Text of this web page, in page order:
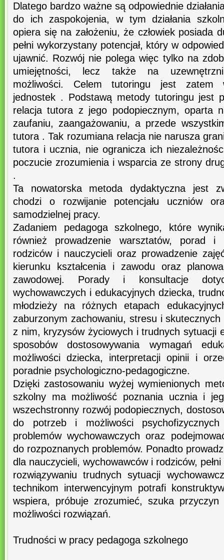
Dlatego bardzo ważne są odpowiednie
do ich zaspokojenia, w tym działania
opiera się na założeniu, że człowiek posiada
pełni wykorzystany potencjał, który w
ujawnić. Rozwój nie polega więc tylko na
umiejętności, lecz także na
możliwości. Celem tutoringu jest zatem
jednostek . Podstawą metody tutoringu jest
relacja tutora z jego podopiecznym, oparta
zaufaniu, zaangażowaniu, a przede
tutora . Tak rozumiana relacja nie narusza
tutora i ucznia, nie ogranicza ich
poczucie zrozumienia i wsparcia ze strony
.
Ta nowatorska metoda dydaktyczna jest
chodzi o rozwijanie potencjału uczniów
samodzielnej pracy.
Zadaniem pedagoga szkolnego, które
również prowadzenie warsztatów, porad i
rodziców i nauczycieli oraz prowadzenie
kierunku kształcenia i zawodu oraz
zawodowej. Porady i konsultacje
wychowawczych i edukacyjnych dziecka,
młodzieży na różnych etapach
zaburzonym zachowaniu, stresu i
z nim, kryzysów życiowych i trudnych sytuacji
sposobów dostosowywania wymagań
możliwości dziecka, interpretacji opinii i
poradnie psychologiczno-pedagogiczne.
Dzięki zastosowaniu wyżej wymienionych
szkolny ma możliwość poznania ucznia i
wszechstronny rozwój podopiecznych,
do potrzeb i możliwości psychofizycznych
problemów wychowawczych oraz
do rozpoznanych problemów. Ponadto
dla nauczycieli, wychowawców i rodziców,
rozwiązywaniu trudnych sytuacji
technikom interwencyjnym potrafi
wspiera, próbuje zrozumieć, szuka
możliwości rozwiązań.
Trudności w pracy pedagoga szkolnego